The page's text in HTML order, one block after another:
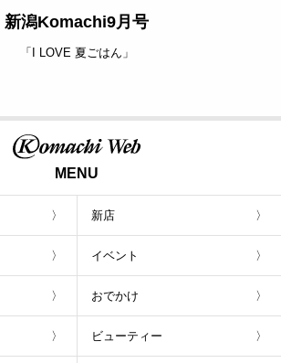
新潟Komachi9月号
「I LOVE 夏ごはん」
MENU
新店
イベント
おでかけ
ビューティー